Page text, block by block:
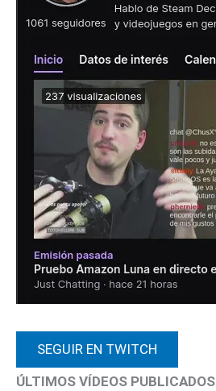
SEGUIR EN TWITCH
ÚLTIMOS VÍDEOS PUBLICADOS